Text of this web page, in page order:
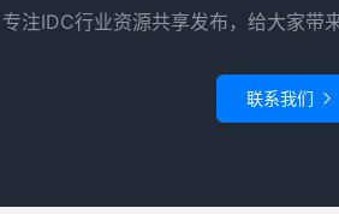
专注IDC行业资源共享发布，给大家带
联系我们 